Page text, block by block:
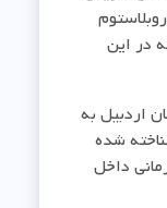
در این
استان اردبیل به
شده
داخل